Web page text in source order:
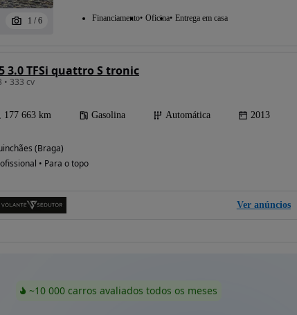
1 / 6 Financiamento Oficina Entrega em casa
3.0 TFSi quattro S tronic
• 333 cv
177 663 km Gasolina Automática 2013
(Braga)
• Para o topo
Ver anúncios
~10 000 carros avaliados todos os meses